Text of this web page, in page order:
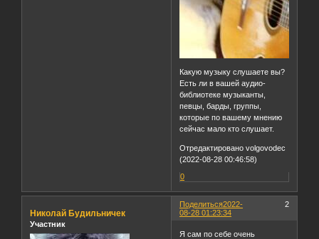
Какую музыку слушаете вы?
Есть ли в вашей аудио-
библиотеке музыканты,
певцы, барды, группы,
которые по вашему мнению
сейчас мало кто слушает.
Отредактировано volgovodec
(2022-08-28 00:46:58)
0
Поделиться 2
2022-
08-28 01:23:34
Николай Будильничек
Участник
Я сам по себе очень